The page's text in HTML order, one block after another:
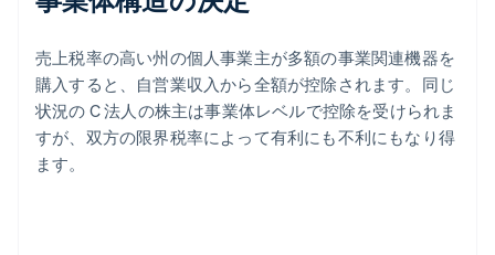
売上税率の高い州の個人事業主が多額の事業関連機器を
購入すると、自営業収入から全額が控除されます。同じ
状況の C 法人の株主は事業体レベルで控除を受けられま
すが、双方の限界税率によって有利にも不利にもなり得
ます。